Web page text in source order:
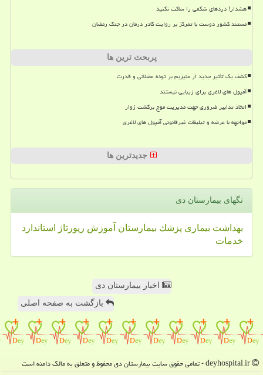
هشدار! دردهای شکمی را ساکت نکنید
مستند کشور دوست با تمرکز بر روایت کادر درمان در جنگ رمضان
پربحث ترین ها
کشف یک تأثیر جدید از منیزیم بر توده عضلانی و قدرت
آمپول های لاغری برای زیبایی نیستند
اتخاذ تدابیر ضروری جهت مدیریت موج برگشت زوار
مواجهه با عرضه و تبلیغات غیرقانونی آمپول های لاغری
جدیدترین ها
تگهای بیمارستان دی
بهداشت بیماری پزشك بیمارستان آموزش رپورتاژ
استاندارد
خدمات
اخبار بیمارستان دی
بازگشت به صفحه اصلی